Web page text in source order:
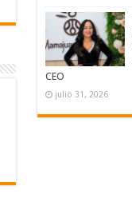
CEO
julio 31, 2026